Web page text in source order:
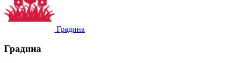
Градина
Градина